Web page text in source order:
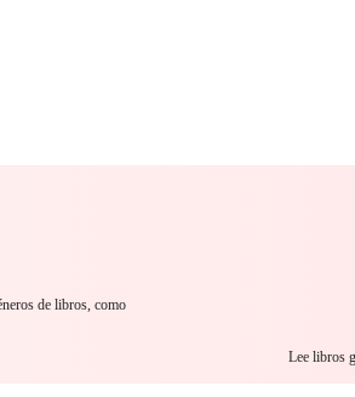
de libros, como
Lee libros